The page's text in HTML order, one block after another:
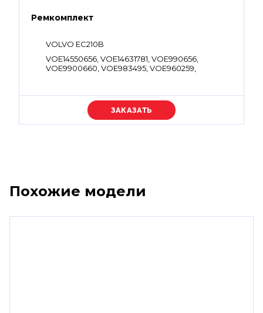
Ремкомплект
VOLVO EC210B
VOE14550656, VOE14631781, VOE990656,
VOE9900660, VOE983495, VOE960259,
VOE993321, VOE14550651, VOE932040,
VOE14533743, VOE14621703, SA8230-27160,
VOE14632821
Уточняйте цену
Похожие модели